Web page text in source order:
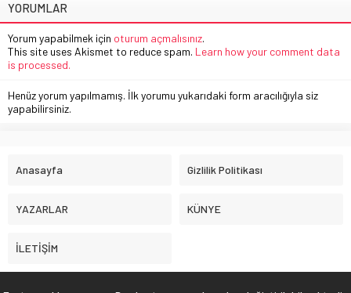
YORUMLAR
Yorum yapabilmek için oturum açmalısınız.
This site uses Akismet to reduce spam. Learn how your comment data
is processed.
Henüz yorum yapılmamış. İlk yorumu yukarıdaki form aracılığıyla siz
yapabilirsiniz.
Anasayfa Gizlilik Politikası
YAZARLAR KÜNYE
İLETİŞİM